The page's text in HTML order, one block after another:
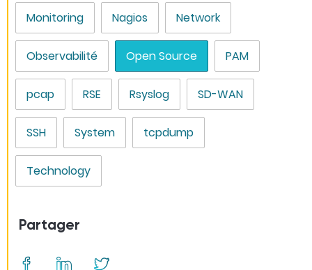
Monitoring Nagios Network
Observabilité Open Source PAM
pcap RSE Rsyslog SD-WAN
SSH System tcpdump
Technology
Partager